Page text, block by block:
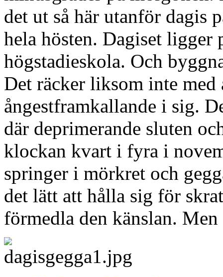
det ut så här utanför dagis
hela hösten. Dagiset
högstadieskola. Och
Det räcker liksom inte
ångestframkallande i sig.
där deprimerande sluten
klockan kvart i fyra i
springer i mörkret och
det lätt att hålla sig för
förmedla den känslan.